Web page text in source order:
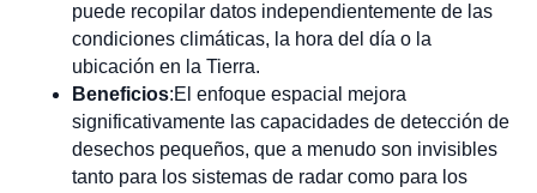
puede recopilar datos independientemente de las
condiciones climáticas, la hora del día o la
ubicación en la Tierra.
Beneficios:El enfoque espacial mejora
significativamente las capacidades de detección de
desechos pequeños, que a menudo son invisibles
tanto para los sistemas de radar como para los